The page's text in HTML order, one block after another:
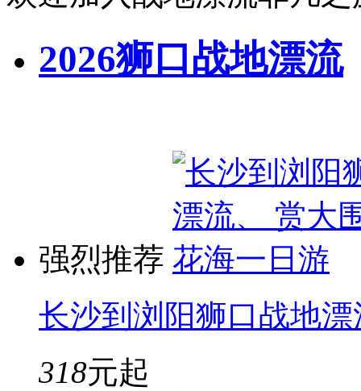
2026狮口战地漂流
强烈推荐
长沙到浏阳狮口战地
318元起